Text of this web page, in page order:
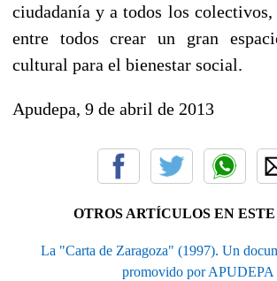
ciudadanía y a todos los colectivos,
entre todos crear un gran
cultural para el bienestar social.
Apudepa, 9 de abril de 2013
OTROS ARTÍCULOS EN
La "Carta de Zaragoza" (1997). Un
promovido por APUDEPA